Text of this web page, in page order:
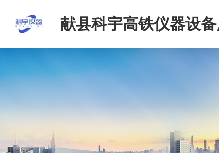
献县科宇高铁仪器设